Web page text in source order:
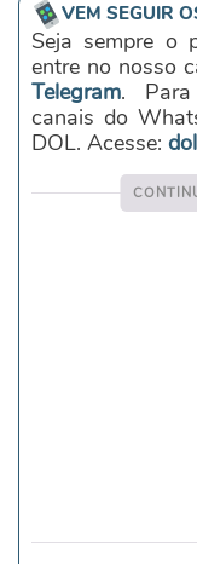
VEM SEGUIR
Seja sempre o
entre no nosso
Telegram.
canais do
DOL. Acesse: